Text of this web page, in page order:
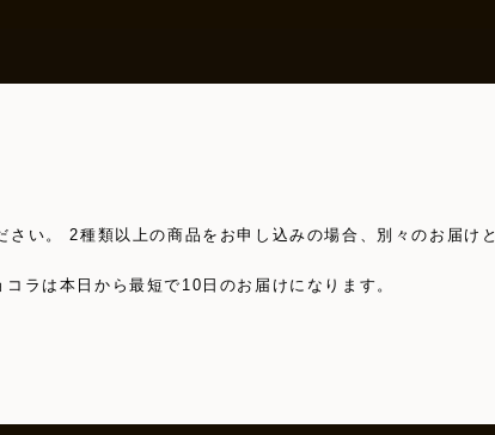
い。 2種類以上の商品をお申し込みの場合、別々のお届け
ラは本日から最短で10日のお届けになります。